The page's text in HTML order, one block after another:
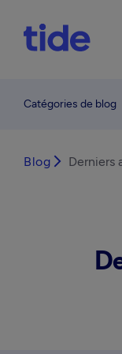
Catégories de blog
Blog arrow_forward_ios Derniers